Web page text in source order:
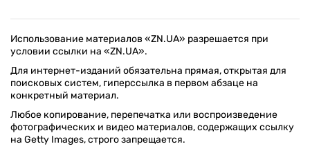
Использование материалов «ZN.UA» разрешается при
условии ссылки на «ZN.UA».
Для интернет-изданий обязательна прямая, открытая для
поисковых систем, гиперссылка в первом абзаце на
конкретный материал.
Любое копирование, перепечатка или воспроизведение
фотографических и видео материалов, содержащих ссылку
на Getty Images, строго запрещается.